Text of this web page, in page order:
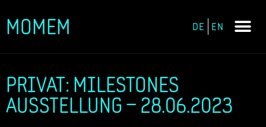
Zum
MOMEM DE EN
PRIVAT: MILESTONES
AUSSTELLUNG – 28.06.2023